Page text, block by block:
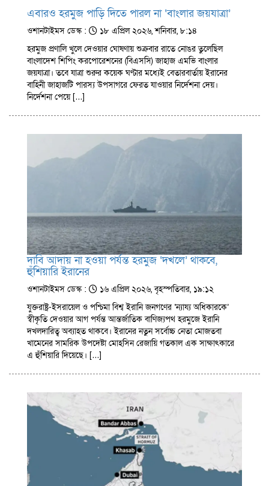
এবারও হরমুজ পাড়ি দিতে পারল না ‘বাংলার জয়যাত্রা’
ওশানটাইমস ডেস্ক :
১৮ এপ্রিল ২০২৬, শনিবার, ৮:১৪
হরমুজ প্রণালি খুলে দেওয়ার ঘোষণায় শুক্রবার রাতে নোঙর তুলেছিল
বাংলাদেশ শিপিং করপোরেশনের (বিএসসি) জাহাজ এমভি বাংলার
জয়যাত্রা। তবে যাত্রা শুরুর কয়েক ঘণ্টার মধ্যেই বেতারবার্তায় ইরানের
বাহিনী জাহাজটি পারস্য উপসাগরে ফেরত যাওয়ার নির্দেশনা দেয়।
নির্দেশনা পেয়ে […]
দাবি আদায় না হওয়া পর্যন্ত হরমুজ ‘দখলে’ থাকবে,
হুঁশিয়ারি ইরানের
ওশানটাইমস ডেস্ক :
১৬ এপ্রিল ২০২৬, বৃহস্পতিবার, ১৯:১২
যুক্তরাষ্ট্র-ইসরায়েল ও পশ্চিমা বিশ্ব ইরানি জনগণের ‘ন্যায্য অধিকারকে’
স্বীকৃতি দেওয়ার আগ পর্যন্ত আন্তর্জাতিক বাণিজ্যপথ হরমুজে ইরানি
দখলদারিত্ব অব্যাহত থাকবে। ইরানের নতুন সর্বোচ্চ নেতা মোজতবা
খামেনের সামরিক উপদেষ্টা মোহসিন রেজায়ি গতকাল এক সাক্ষাৎকারে
এ হুঁশিয়ারি দিয়েছে। […]